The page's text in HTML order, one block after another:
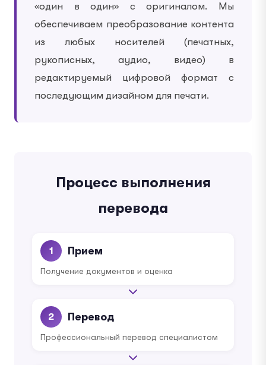
«один в один» с оригиналом. Мы
обеспечиваем преобразование контента
из любых носителей (печатных,
рукописных, аудио, видео) в
редактируемый цифровой формат с
последующим дизайном для печати.
Процесс выполнения
перевода
1 Прием
Получение документов и оценка
2 Перевод
Профессиональный перевод специалистом